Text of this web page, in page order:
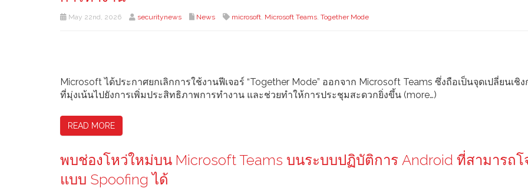
May 22nd, 2026 securitynews News microsoft, Microsoft Teams, Together Mode
Microsoft ได้ประกาศยกเลิกการใช้งานฟีเจอร์ “Together Mode” ออกจาก Microsoft Teams ซึ่งถือเป็นจุดเปลี่ยนเชิ
ที่มุ่งเน้นไปยังการเพิ่มประสิทธิภาพการทำงาน และช่วยทำให้การประชุมสะดวกยิ่งขึ้น (more…)
READ MORE
พบช่องโหว่ใหม่บน Microsoft Teams บนระบบปฏิบัติการ Android ที่สามารถ
แบบ Spoofing ได้